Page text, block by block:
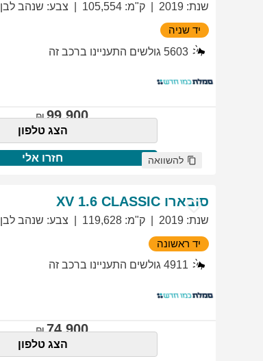
שנת:
2019 ק"מ:
105,554 צבע: שנהב לבן
יד שניה
5603 גולשים התעניינו ברכב זה
99,900
הצג טלפון
חזרו אלי להשוואה
סובארו XV 1.6 CLASSIC
שנת:
2019 ק"מ:
119,628 צבע: שנהב לבן
יד ראשונה
4911 גולשים התעניינו ברכב זה
74,900
הצג טלפון